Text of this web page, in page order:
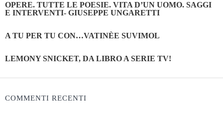
OPERE. TUTTE LE POESIE. VITA D’UN UOMO. SAGGI
E INTERVENTI- GIUSEPPE UNGARETTI
A TU PER TU CON…VATINÈE SUVIMOL
LEMONY SNICKET, DA LIBRO A SERIE TV!
COMMENTI RECENTI